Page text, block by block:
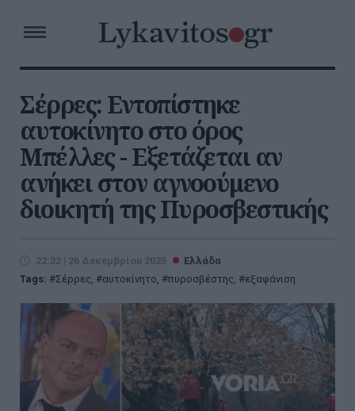
Σέρρες: Εντοπίστηκε
αυτοκίνητο στο όρος
Μπέλλες - Εξετάζεται αν
ανήκει στον αγνοούμενο
διοικητή της Πυροσβεστικής
22:32 | 26 Δεκεμβρίου 2025
Ελλάδα
Tags:
Σέρρες, αυτοκίνητο, πυροσβέστης, εξαφάνιση